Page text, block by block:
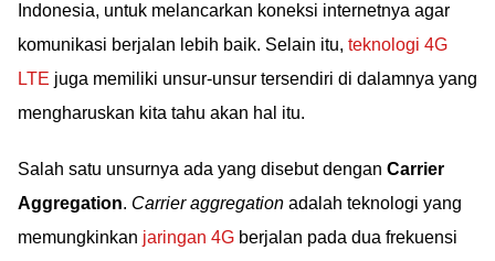
Indonesia, untuk melancarkan koneksi internetnya agar
komunikasi berjalan lebih baik. Selain itu, teknologi 4G
LTE juga memiliki unsur-unsur tersendiri di dalamnya yang
mengharuskan kita tahu akan hal itu.
Salah satu unsurnya ada yang disebut dengan Carrier
Aggregation. Carrier aggregation adalah teknologi yang
memungkinkan jaringan 4G berjalan pada dua frekuensi